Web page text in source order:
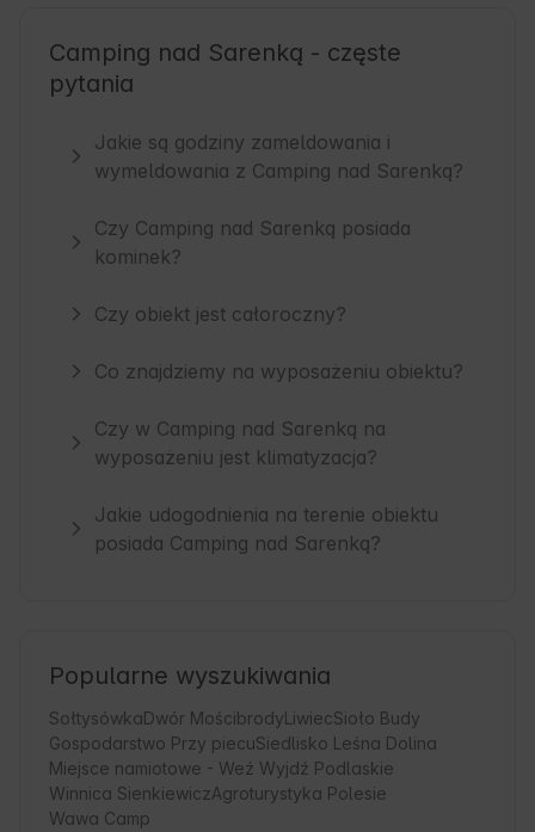
Camping nad Sarenką - częste
pytania
Jakie są godziny zameldowania i
wymeldowania z Camping nad Sarenką?
Czy Camping nad Sarenką posiada
kominek?
Czy obiekt jest całoroczny?
Co znajdziemy na wyposażeniu obiektu?
Czy w Camping nad Sarenką na
wyposażeniu jest klimatyzacja?
Jakie udogodnienia na terenie obiektu
posiada Camping nad Sarenką?
Popularne wyszukiwania
SołtysówkaDwór MościbrodyLiwiecSioło Budy
Gospodarstwo Przy piecuSiedlisko Leśna Dolina
Miejsce namiotowe - Weź Wyjdź Podlaskie
Winnica SienkiewiczAgroturystyka Polesie
Wawa Camp